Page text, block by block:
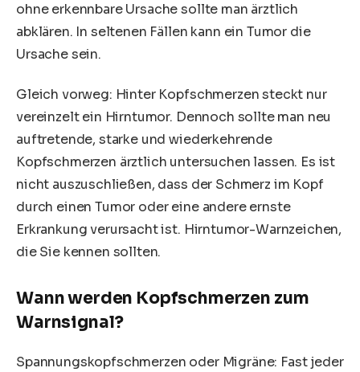
ohne erkennbare Ursache sollte man ärztlich
abklären. In seltenen Fällen kann ein Tumor die
Ursache sein.
Gleich vorweg: Hinter Kopfschmerzen steckt nur
vereinzelt ein Hirntumor. Dennoch sollte man neu
auftretende, starke und wiederkehrende
Kopfschmerzen ärztlich untersuchen lassen. Es ist
nicht auszuschließen, dass der Schmerz im Kopf
durch einen Tumor oder eine andere ernste
Erkrankung verursacht ist. Hirntumor-Warnzeichen,
die Sie kennen sollten.
Wann werden Kopfschmerzen zum
Warnsignal?
Spannungskopfschmerzen oder Migräne: Fast jeder